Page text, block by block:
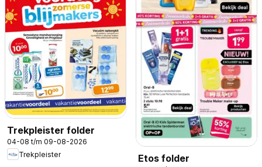
Trekpleister folder
04-08 t/m 09-08-2026
Trekpleister
Etos folder